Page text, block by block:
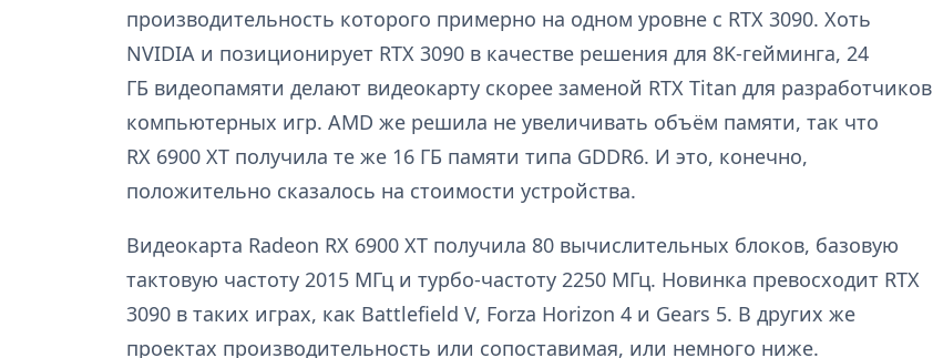
производительность которого примерно на одном уровне с RTX 3090. Хоть
NVIDIA и позиционирует RTX 3090 в качестве решения для 8K-гейминга, 24
ГБ видеопамяти делают видеокарту скорее заменой RTX Titan для разработчиков
компьютерных игр. AMD же решила не увеличивать объём памяти, так что
RX 6900 XT получила те же 16 ГБ памяти типа GDDR6. И это, конечно,
положительно сказалось на стоимости устройства.
Видеокарта Radeon RX 6900 XT получила 80 вычислительных блоков, базовую
тактовую частоту 2015 МГц и турбо-частоту 2250 МГц. Новинка превосходит RTX
3090 в таких играх, как Battlefield V, Forza Horizon 4 и Gears 5. В других же
проектах производительность или сопоставимая, или немного ниже.